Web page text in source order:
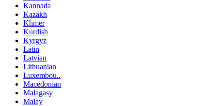
Kannada
Kazakh
Khmer
Kurdish
Kyrgyz
Latin
Latvian
Lithuanian
Luxembou..
Macedonian
Malagasy
Malay